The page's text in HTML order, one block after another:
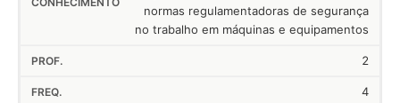
normas regulamentadoras de segurança
no trabalho em máquinas e equipamentos
2
4